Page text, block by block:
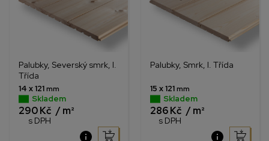
Palubky, Severský smrk, I.
Třída
14 x 121 mm
Skladem
290 Kč
s DPH
/ m²
Palubky, Smrk, I. Třída
15 x 121 mm
Skladem
286 Kč
s DPH
/ m²